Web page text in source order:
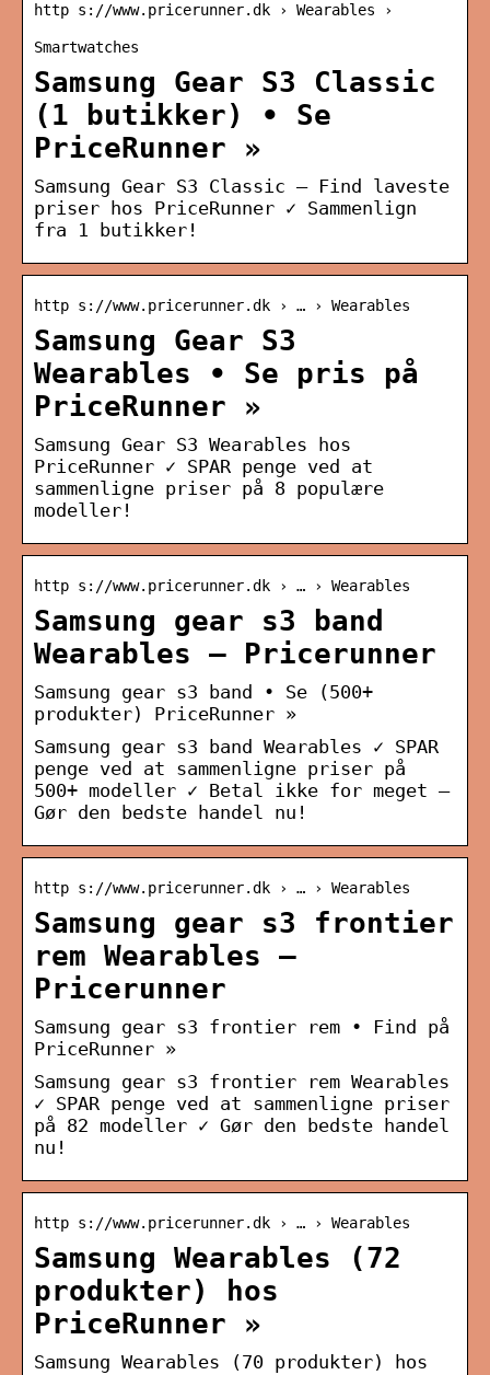
http s://www.pricerunner.dk › Wearables ›
Smartwatches
Samsung Gear S3 Classic
(1 butikker) • Se
PriceRunner »
Samsung Gear S3 Classic – Find laveste
priser hos PriceRunner ✓ Sammenlign
fra 1 butikker!
http s://www.pricerunner.dk › … › Wearables
Samsung Gear S3
Wearables • Se pris på
PriceRunner »
Samsung Gear S3 Wearables hos
PriceRunner ✓ SPAR penge ved at
sammenligne priser på 8 populære
modeller!
http s://www.pricerunner.dk › … › Wearables
Samsung gear s3 band
Wearables – Pricerunner
Samsung gear s3 band • Se (500+
produkter) PriceRunner »
Samsung gear s3 band Wearables ✓ SPAR
penge ved at sammenligne priser på
500+ modeller ✓ Betal ikke for meget –
Gør den bedste handel nu!
http s://www.pricerunner.dk › … › Wearables
Samsung gear s3 frontier
rem Wearables –
Pricerunner
Samsung gear s3 frontier rem • Find på
PriceRunner »
Samsung gear s3 frontier rem Wearables
✓ SPAR penge ved at sammenligne priser
på 82 modeller ✓ Gør den bedste handel
nu!
http s://www.pricerunner.dk › … › Wearables
Samsung Wearables (72
produkter) hos
PriceRunner »
Samsung Wearables (70 produkter) hos